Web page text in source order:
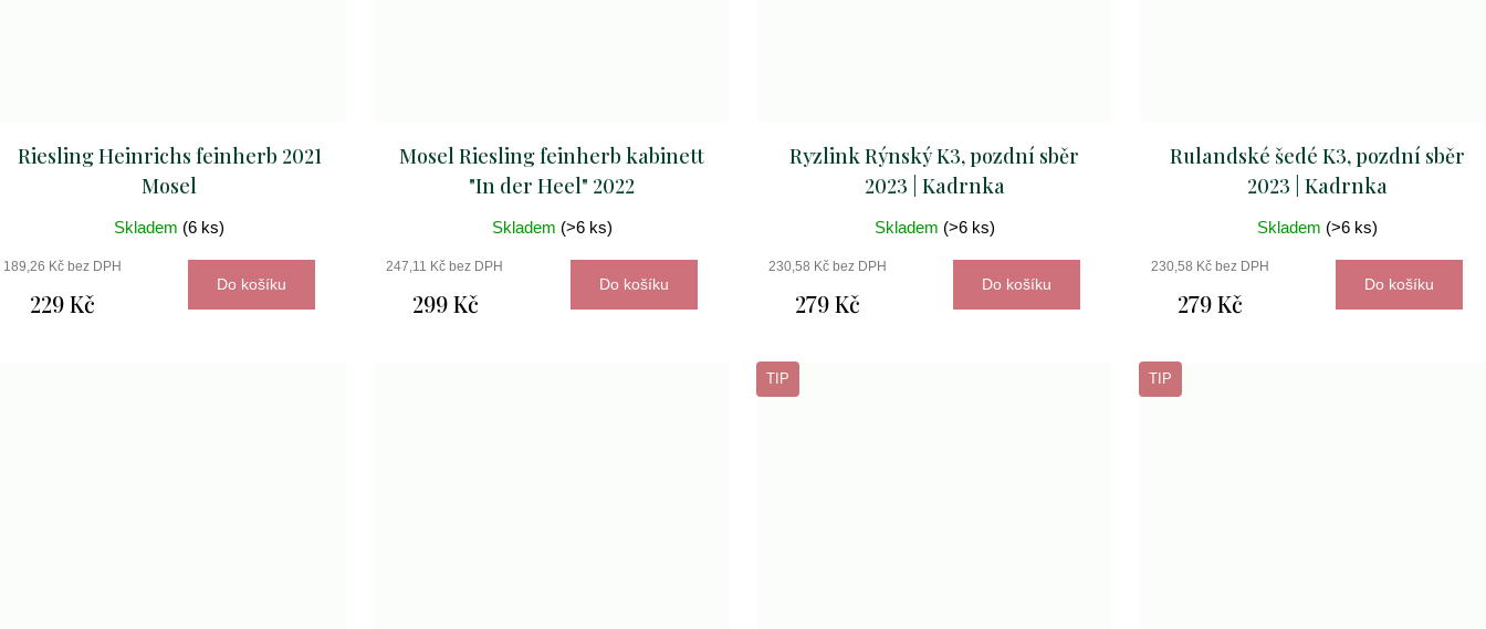
Riesling Heinrichs feinherb 2021
Mosel
Skladem (6 ks)
189,26 Kč bez DPH
229 Kč
Do košíku
Mosel Riesling feinherb kabinett
"In der Heel" 2022
Skladem (>6 ks)
247,11 Kč bez DPH
299 Kč
Do košíku
Ryzlink Rýnský K3, pozdní sběr
2023 | Kadrnka
Skladem (>6 ks)
230,58 Kč bez DPH
279 Kč
Do košíku
Rulandské šedé K3, pozdní sběr
2023 | Kadrnka
Skladem (>6 ks)
230,58 Kč bez DPH
279 Kč
Do košíku
TIP TIP